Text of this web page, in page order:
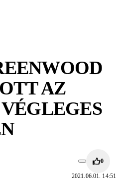
AZ
0
2021.06.01. 14:51